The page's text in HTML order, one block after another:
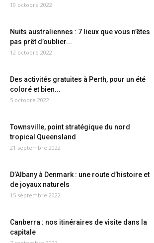
19 octobre 2022
Nuits australiennes : 7 lieux que vous n’êtes
pas prêt d’oublier...
12 octobre 2022
Des activités gratuites à Perth, pour un été
coloré et bien...
5 octobre 2022
Townsville, point stratégique du nord
tropical Queensland
21 septembre 2022
D’Albany à Denmark : une route d’histoire et
de joyaux naturels
15 septembre 2022
Canberra : nos itinéraires de visite dans la
capitale